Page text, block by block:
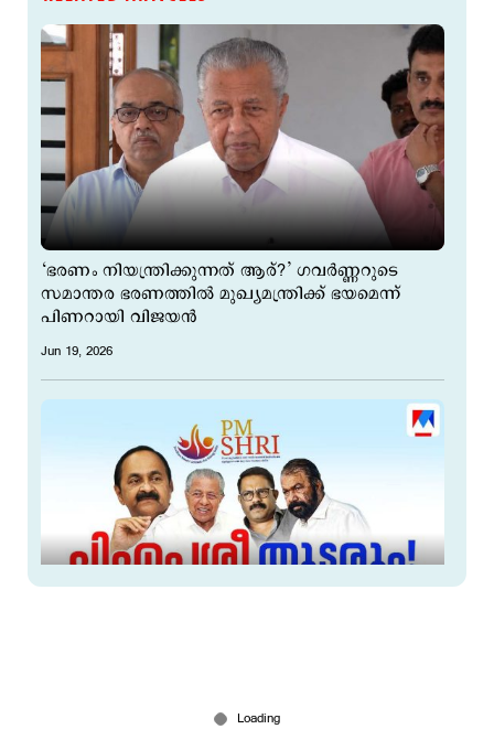
‘ഭരണം നിയന്ത്രിക്കുന്നത് ആര്?’ ഗവർണ്ണറുടെ
സമാന്തര ഭരണത്തിൽ മുഖ്യമന്ത്രിക്ക് ഭയമെന്ന്
പിണറായി വിജയൻ
Jun 19, 2026